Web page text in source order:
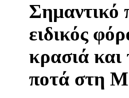
ειδικός
κρασιά και
ποτά στη